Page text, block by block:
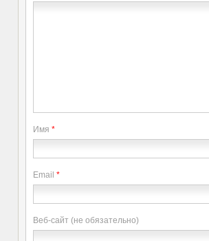
Имя *
Email *
Веб-сайт (не обязательно)